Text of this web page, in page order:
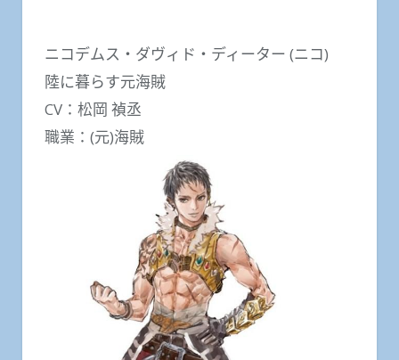
ニコデムス・ダヴィド・ディーター (ニコ)
陸に暮らす元海賊
CV：松岡 禎丞
職業：(元)海賊